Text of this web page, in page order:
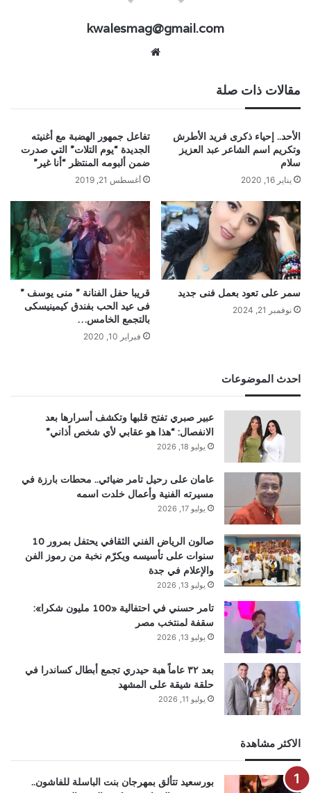
kwalesmag@gmail.com
مقالات ذات صلة
الأحد.. إحياء ذكرى فريد الأطرش
وتكريم اسم الشاعر عبد العزيز
سلام
يناير 16, 2020
تفاعل جمهور الهضبة مع أغنيته
الجديدة “يوم التلات” التي صدرت
ضمن ألبومه المنتظر “أنا غير”
أغسطس 21, 2019
سمر على تعود بعمل فنى جديد
نوفمبر 21, 2024
قريبا حفل الفنانة ” منى يوسف ”
فى عيد الحب بفندق كيمينيسكى
بالتجمع الخامس…
فبراير 10, 2020
احدث الموضوعات
عبير صبري تفتح قلبها وتكشف أسرارها بعد
الانفصال: “هذا هو عقابي لأي شخص أذاني”
يوليو 18, 2026
عامان على رحيل تامر ضيائي.. محطات بارزة في
مسيرته الفنية وأعمال خلدت اسمه
يوليو 17, 2026
صالون الرياض الفني الثقافي يحتفل بمرور 10
سنوات على تأسيسه ويكرّم نخبة من رموز الفن
والإعلام في جدة
يوليو 13, 2026
تامر حسني في احتفالية «100 مليون شكرا»:
سقفة لمنتخب مصر
يوليو 13, 2026
بعد ٣٢ عاماً هبة حيدري تجمع أبطال كساندرا في
حلقة شيقة على المشهد
يوليو 11, 2026
الاكثر مشاهدة
بورسعيد تتألق بمهرجان بنت الباسلة للفاشون..